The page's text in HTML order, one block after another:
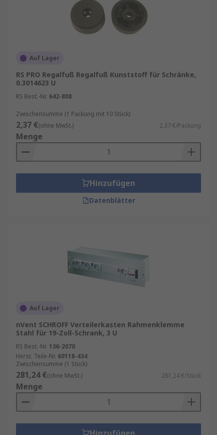
Auf Lager
RS PRO Regalfuß Regalfuß Kunststoff für Schränke,
0.3014623 U
RS Best.-Nr. 642-808
Zwischensumme (1 Packung mit 10 Stück)
2,37 €(ohne MwSt.) 2,37 €/Packung
Menge
Hinzufügen
Datenblätter
Auf Lager
nVent SCHROFF Verteilerkasten Rahmenklemme
Stahl für 19-Zoll-Schrank, 3 U
RS Best.-Nr. 136-2070
Herst. Teile-Nr. 60118-434
Zwischensumme (1 Stück)
281,24 €(ohne MwSt.) 281,24 €/Stück
Menge